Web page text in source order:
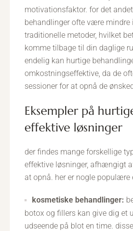
motivationsfaktor. for det
behandlinger ofte være mindre
traditionelle metoder, hvilket
komme tilbage til din daglige
endelig kan hurtige
omkostningseffektive, da de
sessioner for at opnå de
eksempler på hurtige og
effektive løsninger
der findes mange forskellige
effektive løsninger, afhængigt
at opnå. her er nogle populære
kosmetiske behandlinger:
botox og fillers kan give dig et
udseende på blot en time.